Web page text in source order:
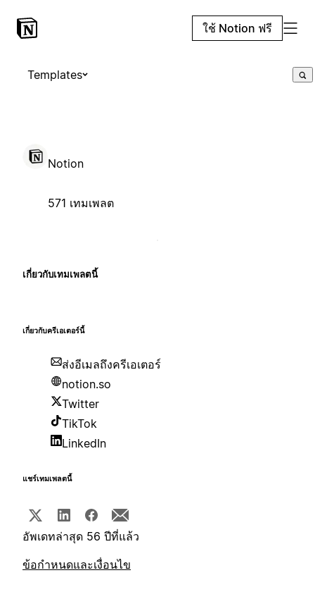
ใช้ Notion ฟรี
Templates
Notion
571 เทมเพลต
เกี่ยวกับเทมเพลตนี้
เกี่ยวกับครีเอเตอร์นี้
ส่งอีเมลถึงครีเอเตอร์
notion.so
Twitter
TikTok
LinkedIn
แชร์เทมเพลตนี้
อัพเดทล่าสุด 56 ปีที่แล้ว
ข้อกำหนดและเงื่อนไข